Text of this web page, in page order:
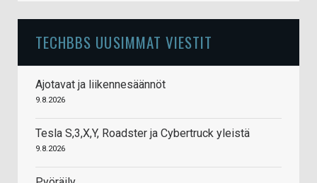
TECHBBS UUSIMMAT VIESTIT
Ajotavat ja liikennesäännöt
9.8.2026
Tesla S,3,X,Y, Roadster ja Cybertruck yleistä
9.8.2026